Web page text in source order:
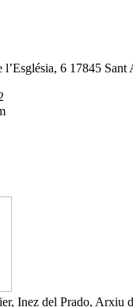
l’Església, 6 17845 Sant
Inez del Prado, Arxiu